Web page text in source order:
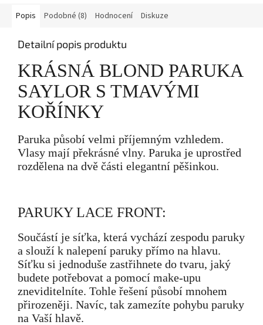
Popis Podobné (8) Hodnocení Diskuze
Detailní popis produktu
KRÁSNÁ BLOND PARUKA
SAYLOR S TMAVÝMI
KOŘÍNKY
Paruka působí velmi příjemným vzhledem.
Vlasy mají překrásné vlny. Paruka je uprostřed
rozdělena na dvě části elegantní pěšinkou.
PARUKY LACE FRONT:
Součástí je síťka, která vychází zespodu paruky
a slouží k nalepení paruky přímo na hlavu.
Síťku si jednoduše zastřihnete do tvaru, jaký
budete potřebovat a pomocí make-upu
zneviditelníte. Tohle řešení působí mnohem
přirozeněji. Navíc, tak zamezíte pohybu paruky
na Vaší hlavě.